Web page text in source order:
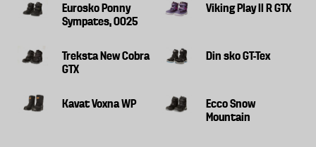
Eurosko Ponny
Sympates, 0025
Viking Play II R GTX
Treksta New Cobra
GTX
Din sko GT-Tex
Kavat Voxna WP
Ecco Snow
Mountain